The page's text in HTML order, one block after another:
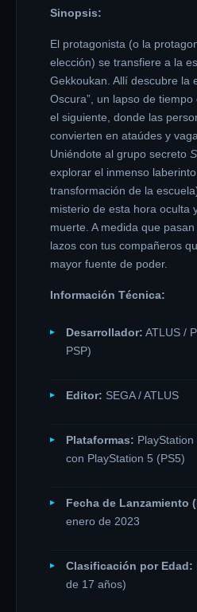
Sinopsis:
El protagonista (o la
elección) se transfiere a la
Gekkoukan. Allí descubre la
Oscura”, un lapso de
el siguiente, donde las
convierten en ataúdes y
Uniéndote al grupo secreto
explorar el inmenso
transformación de la
misterio de esta hora oculta
muerte. A medida que
lazos con tus compañeros
mayor fuente de poder.
Información Técnica:
Desarrollador: ATLUS /
PSP)
Editor: SEGA / ATLUS
Plataformas:
con PlayStation 5 (PS5)
Fecha de Lanzamiento
enero de 2023
Clasificación por Edad:
de 17 años)